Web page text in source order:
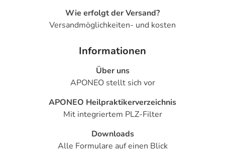
Wie erfolgt der Versand?
Versandmöglichkeiten- und kosten
Informationen
Über uns
APONEO stellt sich vor
APONEO Heilpraktikerverzeichnis
Mit integriertem PLZ-Filter
Downloads
Alle Formulare auf einen Blick